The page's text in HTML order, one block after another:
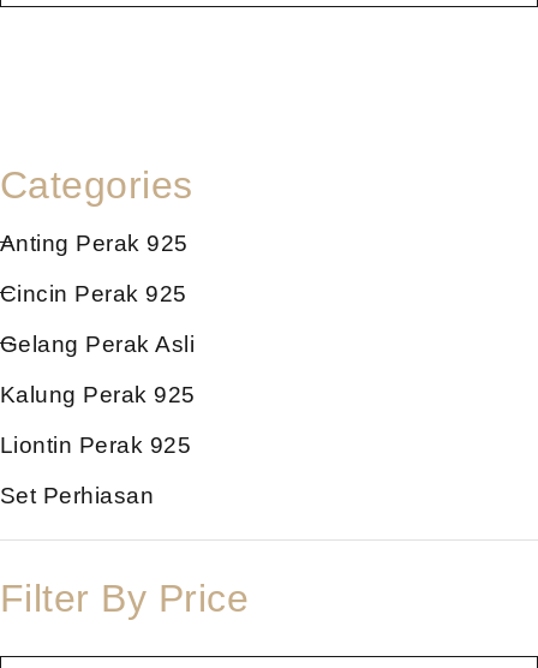
Categories
Anting Perak 925
Cincin Perak 925
Gelang Perak Asli
Kalung Perak 925
Liontin Perak 925
Set Perhiasan
Filter By Price